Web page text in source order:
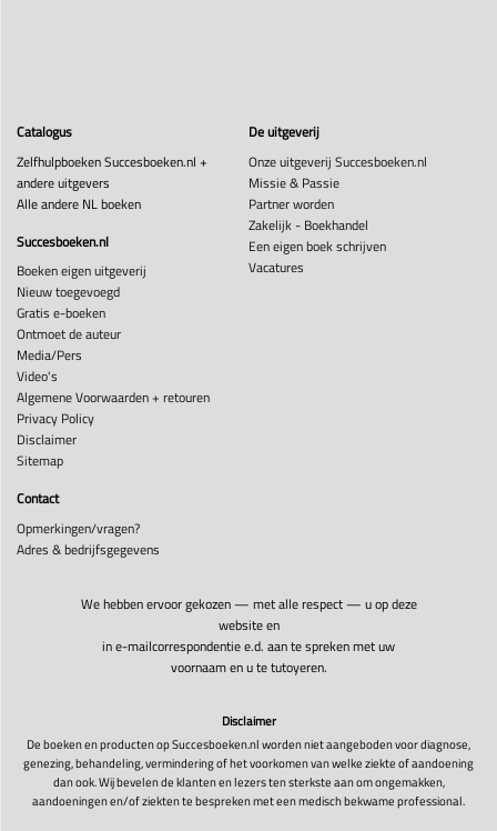
Catalogus
Zelfhulpboeken Succesboeken.nl +
andere uitgevers
Alle andere NL boeken
Succesboeken.nl
Boeken eigen uitgeverij
Nieuw toegevoegd
Gratis e-boeken
Ontmoet de auteur
Media/Pers
Video's
Algemene Voorwaarden + retouren
Privacy Policy
Disclaimer
Sitemap
De uitgeverij
Onze uitgeverij Succesboeken.nl
Missie & Passie
Partner worden
Zakelijk - Boekhandel
Een eigen boek schrijven
Vacatures
Contact
Opmerkingen/vragen?
Adres & bedrijfsgegevens
We hebben ervoor gekozen — met alle respect — u op deze
website en
in e-mailcorrespondentie e.d. aan te spreken met uw
voornaam en u te tutoyeren.
Disclaimer
De boeken en producten op Succesboeken.nl worden niet aangeboden voor diagnose,
genezing, behandeling, vermindering of het voorkomen van welke ziekte of aandoening
dan ook. Wij bevelen de klanten en lezers ten sterkste aan om ongemakken,
aandoeningen en/of ziekten te bespreken met een medisch bekwame professional.